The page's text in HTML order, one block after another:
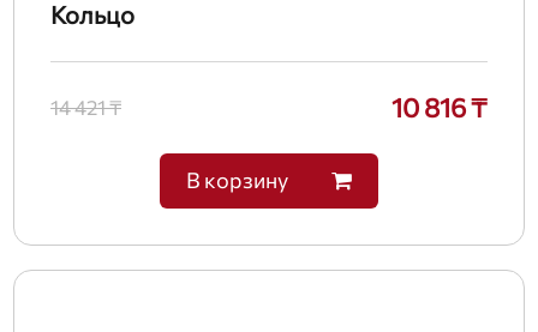
Кольцо
14 421 ₸ 10 816 ₸
В корзину